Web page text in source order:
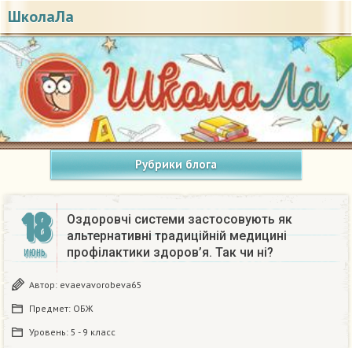
ШколаЛа
Рубрики блога
18
ИЮНЬ
Оздоровчі системи застосовують як
альтернативні традиційній медицині
профілактики здоров’я. Так чи ні?
Автор: evaevavorobeva65
Предмет: ОБЖ
Уровень: 5 - 9 класс